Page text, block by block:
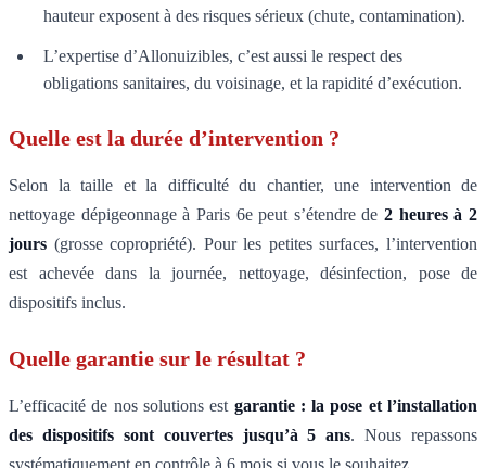
hauteur exposent à des risques sérieux (chute, contamination).
L’expertise d’Allonuizibles, c’est aussi le respect des
obligations sanitaires, du voisinage, et la rapidité d’exécution.
Quelle est la durée d’intervention ?
Selon la taille et la difficulté du chantier, une intervention de
nettoyage dépigeonnage à Paris 6e peut s’étendre de2 heures à 2
jours (grosse copropriété). Pour les petites surfaces, l’intervention
est achevée dans la journée, nettoyage, désinfection, pose de
dispositifs inclus.
Quelle garantie sur le résultat ?
L’efficacité de nos solutions est garantie : la pose et l’installation
des dispositifs sont couvertes jusqu’à 5 ans. Nous repassons